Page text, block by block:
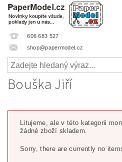
606 683 527
shop@papermodel.cz
Bouška Jiří
Litujeme, ale v této kategorii
žádné zboží skladem.
Sorry, there are currently no